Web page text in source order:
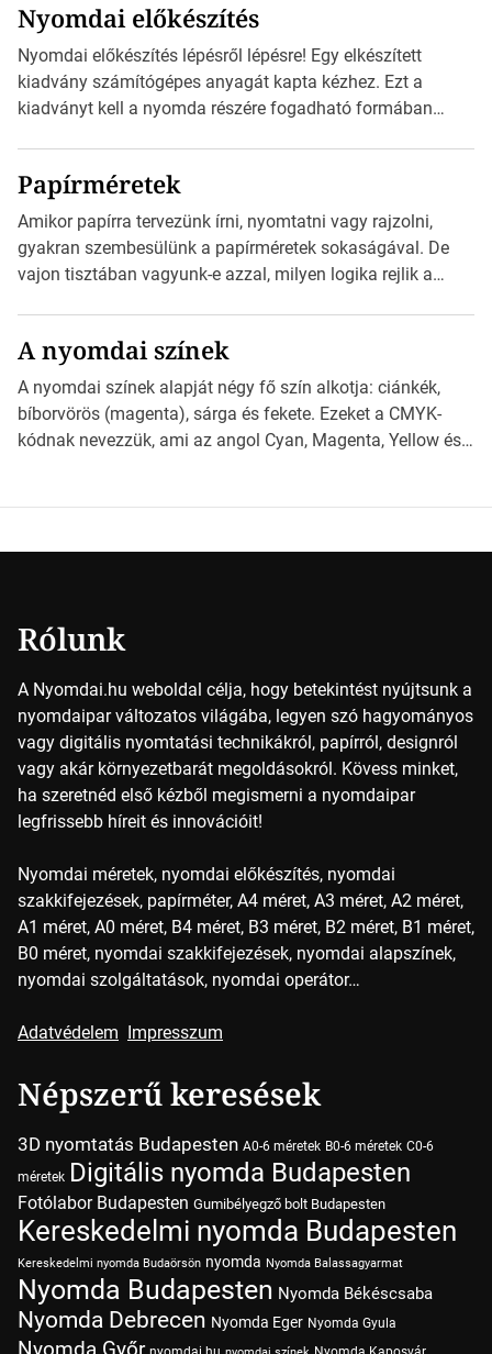
okostelefonjára telepíthet egy QR-kód-leolvasó
alkalmazást, ami leolvasni és dekódolni képes az URL-
információt és átirányítja a telefon böngészőjét a cég
weblapjára. A QR-kód beolvasása után a felhasználó
Nyomdai előkészítés
Nyomdai előkészítés lépésről lépésre! Egy elkészített
kiadvány számítógépes anyagát kapta kézhez. Ezt a
kiadványt kell a nyomda részére fogadható formában
Illustratorban készült vektorgrafika. *Hirdetés Minden
esetben konzultáljunk a nyomdával, mielőtt elkezdjük a
nyomdai előkészítést!Nehogy az elkészült munka után
derüljön ki, hogy valamit másképp kellett volna csinálni! […]
Papírméretek
Amikor papírra tervezünk írni, nyomtatni vagy rajzolni,
gyakran szembesülünk a papírméretek sokaságával. De
vajon tisztában vagyunk-e azzal, milyen logika rejlik a
*Hirdetés Ebben a cikkben a papírméretek izgalmas
világába kalauzolunk el téged, hogy jobban megértsd,
milyen szempontok alapján érdemes választanod a
jövőben. Bevezetés a papírméretek világába A […]
A nyomdai színek
A nyomdai színek alapját négy fő szín alkotja: ciánkék,
bíborvörös (magenta), sárga és fekete. Ezeket a CMYK-
kódnak nevezzük, ami az angol Cyan, Magenta, Yellow és
Rólunk
A Nyomdai.hu weboldal célja, hogy betekintést nyújtsunk a
nyomdaipar változatos világába, legyen szó hagyományos
vagy digitális nyomtatási technikákról, papírról, designról
vagy akár környezetbarát megoldásokról. Kövess minket,
ha szeretnéd első kézből megismerni a nyomdaipar
legfrissebb híreit és innovációit!
Nyomdai méretek, nyomdai előkészítés, nyomdai
szakkifejezések, papírméter, A4 méret, A3 méret, A2 méret,
A1 méret, A0 méret, B4 méret, B3 méret, B2 méret, B1 méret,
B0 méret, nyomdai szakkifejezések, nyomdai alapszínek,
nyomdai szolgáltatások, nyomdai operátor…
Adatvédelem Impresszum
Népszerű keresések
3D nyomtatás Budapesten A0-6 méretek B0-6 méretek C0-6
méretek Digitális nyomda Budapesten
Fotólabor Budapesten Gumibélyegző bolt Budapesten
Kereskedelmi nyomda Budapesten
Kereskedelmi nyomda Budaörsön nyomda Nyomda Balassagyarmat
Nyomda Budapesten Nyomda Békéscsaba
Nyomda Debrecen Nyomda Eger Nyomda Gyula